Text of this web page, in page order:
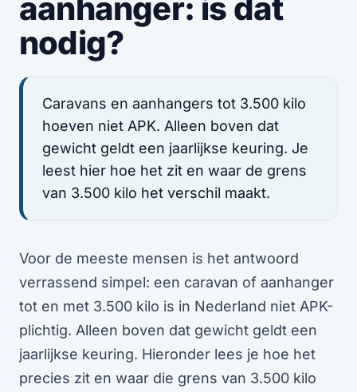
aanhanger: is dat
nodig?
Caravans en aanhangers tot 3.500 kilo
hoeven niet APK. Alleen boven dat
gewicht geldt een jaarlijkse keuring. Je
leest hier hoe het zit en waar de grens
van 3.500 kilo het verschil maakt.
Voor de meeste mensen is het antwoord
verrassend simpel: een caravan of aanhanger
tot en met 3.500 kilo is in Nederland niet APK-
plichtig. Alleen boven dat gewicht geldt een
jaarlijkse keuring. Hieronder lees je hoe het
precies zit en waar die grens van 3.500 kilo